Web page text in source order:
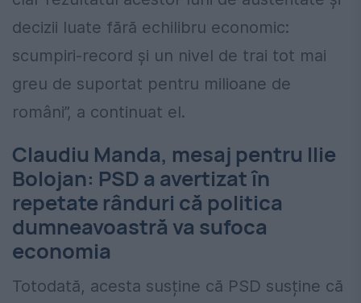
decizii luate fără echilibru economic:
scumpiri-record și un nivel de trai tot mai
greu de suportat pentru milioane de
români”, a continuat el.
Claudiu Manda, mesaj pentru Ilie
Bolojan: PSD a avertizat în
repetate rânduri că politica
dumneavoastră va sufoca
economia
Totodată, acesta susține că PSD susține că